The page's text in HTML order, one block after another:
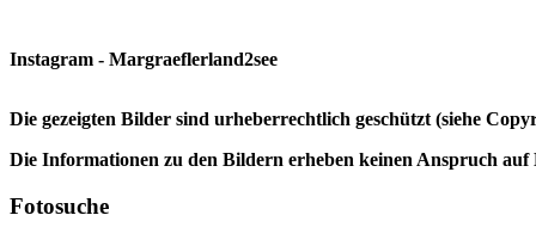
Instagram - Margraeflerland2see
Die gezeigten Bilder sind urheberrechtlich geschützt (siehe
Die Informationen zu den Bildern erheben keinen Anspruch
Fotosuche